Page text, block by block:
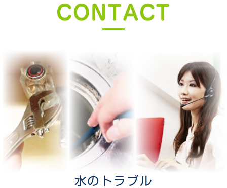
CONTACT
水のトラブル